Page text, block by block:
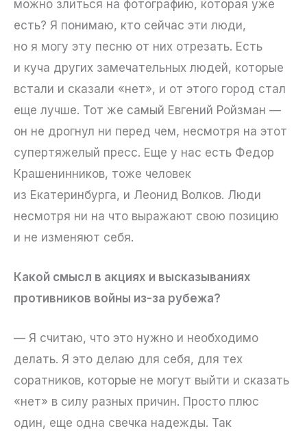
можно злиться на фотографию, которая уже
есть? Я понимаю, кто сейчас эти люди,
но я могу эту песню от них отрезать. Есть
и куча других замечательных людей, которые
встали и сказали «нет», и от этого город стал
еще лучше. Тот же самый Евгений Ройзман —
он не дрогнул ни перед чем, несмотря на этот
супертяжелый пресс. Еще у нас есть Федор
Крашенинников, тоже человек
из Екатеринбурга, и Леонид Волков. Люди
несмотря ни на что выражают свою позицию
и не изменяют себя.
Какой смысл в акциях и высказываниях
противников войны из-за рубежа?
— Я считаю, что это нужно и необходимо
делать. Я это делаю для себя, для тех
соратников, которые не могут выйти и сказать
«нет» в силу разных причин. Просто плюс
один, еще одна свечка надежды. Так